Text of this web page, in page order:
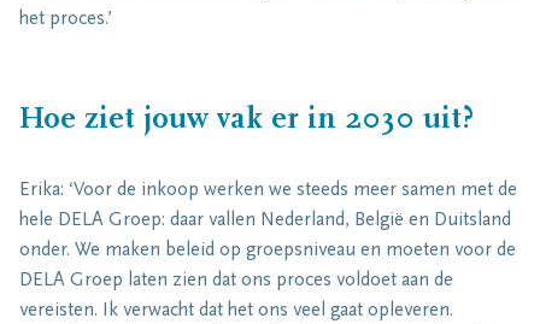
het proces.’
Hoe ziet jouw vak er in 2030 uit?
Erika: ‘Voor de inkoop werken we steeds meer samen met de
hele DELA Groep: daar vallen Nederland, België en Duitsland
onder. We maken beleid op groepsniveau en moeten voor de
DELA Groep laten zien dat ons proces voldoet aan de
vereisten. Ik verwacht dat het ons veel gaat opleveren.